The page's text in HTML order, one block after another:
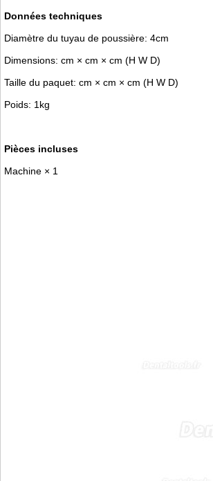
Données techniques
Diamètre du tuyau de poussière: 4cm
Dimensions: cm × cm × cm (H W D)
Taille du paquet: cm × cm × cm (H W D)
Poids: 1kg
Pièces incluses
Machine × 1